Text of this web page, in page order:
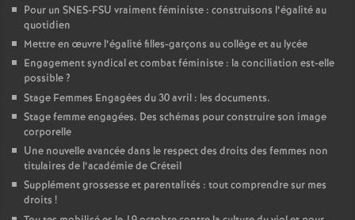
Pour un SNES-FSU vraiment féministe : construisons l’égalité au
quotidien
Mettre en œuvre l’égalité filles-garçons au collège et au lycée
Engagement syndical et combat féministe : la conciliation est-elle
possible?
Stage Femmes Engagées du 30 avril : les documents.
Stage femme engagées. Des schémas pour construire son image
corporelle
Une nouvelle avancée dans le respect des droits des femmes non
titulaires de l’académie de Créteil
Supplément grossesse et parentalités : tout comprendre sur mes
droits !